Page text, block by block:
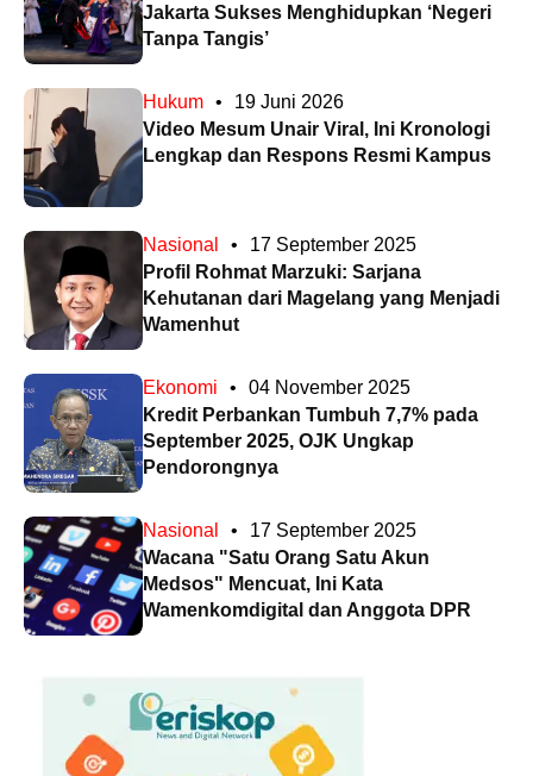
Jakarta Sukses Menghidupkan ‘Negeri
Tanpa Tangis’
Hukum •
19 Juni 2026
Video Mesum Unair Viral, Ini Kronologi
Lengkap dan Respons Resmi Kampus
Nasional •
17 September 2025
Profil Rohmat Marzuki: Sarjana
Kehutanan dari Magelang yang Menjadi
Wamenhut
Ekonomi •
04 November 2025
Kredit Perbankan Tumbuh 7,7% pada
September 2025, OJK Ungkap
Pendorongnya
Nasional •
17 September 2025
Wacana "Satu Orang Satu Akun
Medsos" Mencuat, Ini Kata
Wamenkomdigital dan Anggota DPR